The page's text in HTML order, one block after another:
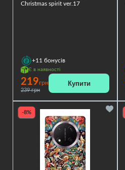
Christmas spirit ver.17
+11 бонусів
Є в наявності
219грн
239 грн
Купити
-8%